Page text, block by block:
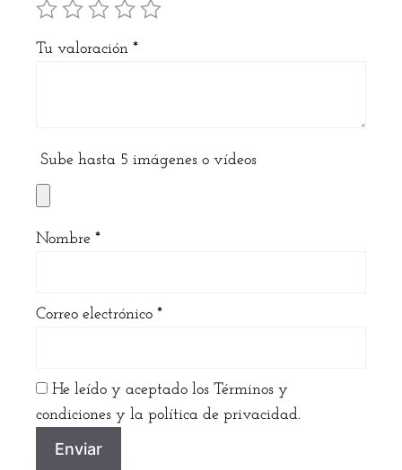
Tu valoración *
Sube hasta 5 imágenes o vídeos
Nombre *
Correo electrónico *
He leído y aceptado los Términos y
condiciones y la política de privacidad.